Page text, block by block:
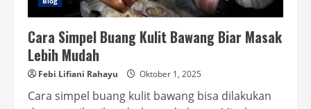
Cara Simpel Buang Kulit Bawang Biar Masak
Lebih Mudah
Febi Lifiani Rahayu Oktober 1, 2025
Cara simpel buang kulit bawang bisa dilakukan